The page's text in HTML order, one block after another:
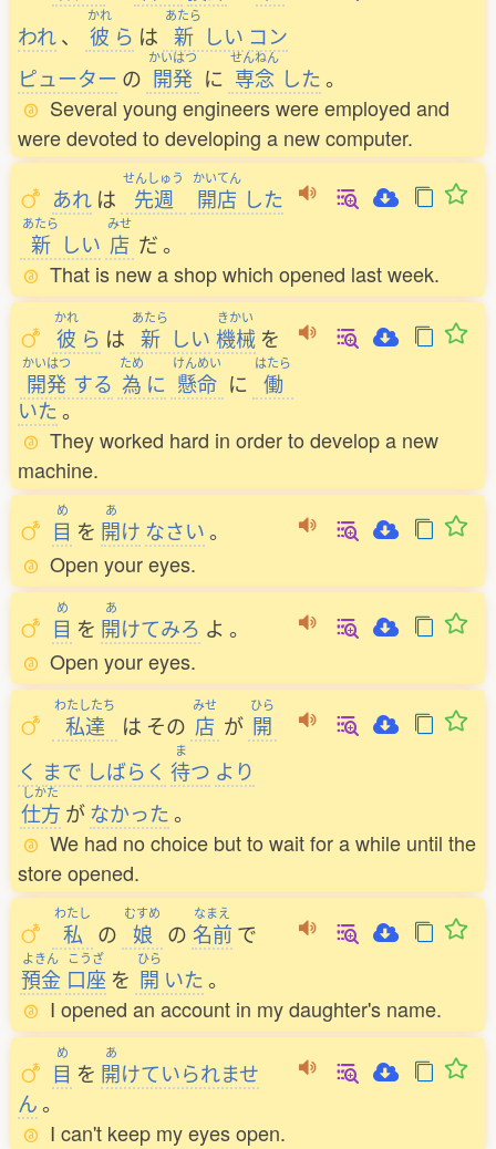
われ、
かれ
彼 ら は
あたら
新 しい コン
ピューター の
かいはつ
開発 に
せんねん
専念 した。
Several young engineers were employed and
were devoted to developing a new computer.
あれ は
せんしゅう
先週
かいてん
開店 した
あたら
新 しい
みせ
店 だ。
That is new a shop which opened last week.
かれ
彼 ら は
あたら
新 しい
きかい
機械 を
かいはつ
開発 する
ため
為 に
けんめい
懸命 に
はたら
働
いた。
They worked hard in order to develop a new
machine.
め
目 を
あ
開け なさい。
Open your eyes.
め
目 を
あ
開けてみろ よ 。
Open your eyes.
わたしたち
私達 は その
みせ
店 が
ひら
開
く まで しばらく
ま
待つ より
しかた
仕方 がなかった。
We had no choice but to wait for a while until the
store opened.
わたし
私 の
むすめ
娘 の
なまえ
名前 で
よきん
預金
こうざ
口座 を
ひら
開 いた。
I opened an account in my daughter's name.
め
目 を
あ
開けていられませ
ん。
I can't keep my eyes open.